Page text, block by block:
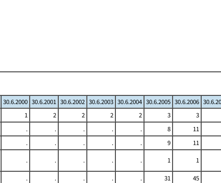
30.6.2000 30.6.2001 30.6.2002 30.6.2003 30.6.2004 30.6.2005 30.6.2006
1 2 2 2 2 3
3
. . . . . 8
11
. . . . . 9
11
. . . . . 1
1
. . . . . 31
45